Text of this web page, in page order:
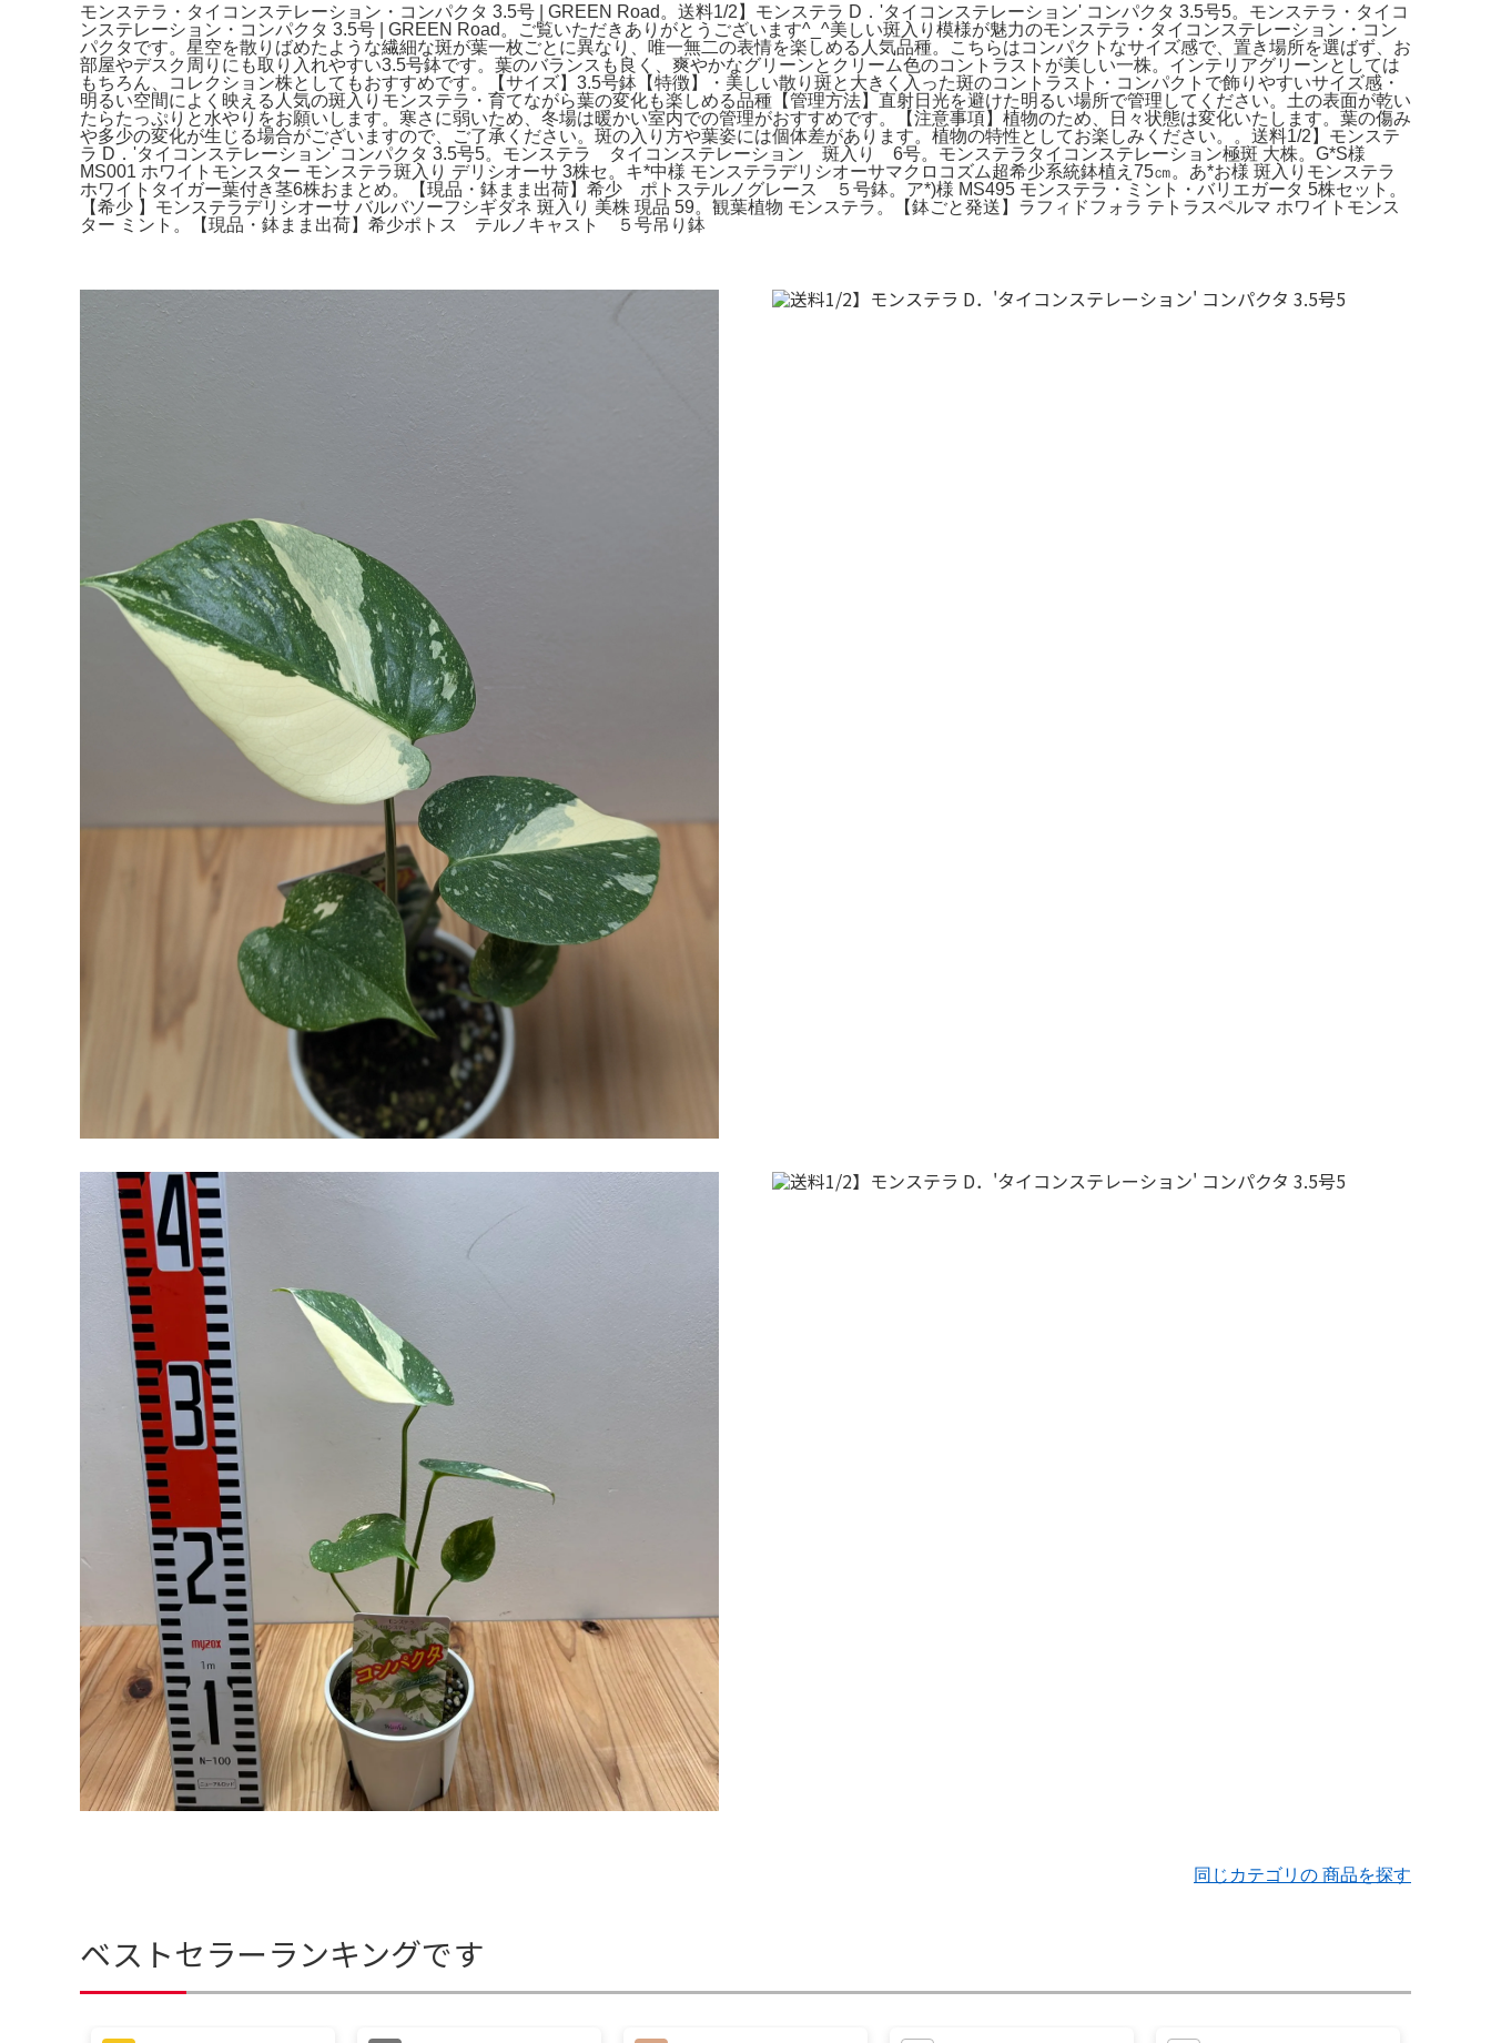
モンステラ・タイコンステレーション・コンパクタ 3.5号 | GREEN Road。送料1/2】モンステラ D．'タイコンステレーション' コンパクタ 3.5号5。モンステラ・タイコ
ンステレーション・コンパクタ 3.5号 | GREEN Road。ご覧いただきありがとうございます^_^美しい斑入り模様が魅力のモンステラ・タイコンステレーション・コン
パクタです。星空を散りばめたような繊細な斑が葉一枚ごとに異なり、唯一無二の表情を楽しめる人気品種。こちらはコンパクトなサイズ感で、置き場所を選ばず、お
部屋やデスク周りにも取り入れやすい3.5号鉢です。葉のバランスも良く、爽やかなグリーンとクリーム色のコントラストが美しい一株。インテリアグリーンとしては
もちろん、コレクション株としてもおすすめです。【サイズ】3.5号鉢【特徴】・美しい散り斑と大きく入った斑のコントラスト・コンパクトで飾りやすいサイズ感・
明るい空間によく映える人気の斑入りモンステラ・育てながら葉の変化も楽しめる品種【管理方法】直射日光を避けた明るい場所で管理してください。土の表面が乾い
たらたっぷりと水やりをお願いします。寒さに弱いため、冬場は暖かい室内での管理がおすすめです。【注意事項】植物のため、日々状態は変化いたします。葉の傷み
や多少の変化が生じる場合がございますので、ご了承ください。斑の入り方や葉姿には個体差があります。植物の特性としてお楽しみください。。送料1/2】モンステ
ラ D．'タイコンステレーション' コンパクタ 3.5号5。モンステラ タイコンステレーション 斑入り 6号。モンステラタイコンステレーション極斑 大株。G*S様
MS001 ホワイトモンスター モンステラ斑入り デリシオーサ 3株セ。キ*中様 モンステラデリシオーサマクロコズム超希少系統鉢植え75㎝。あ*お様 斑入りモンステラ
ホワイトタイガー葉付き茎6株おまとめ。【現品・鉢まま出荷】希少 ポトステルノグレース ５号鉢。ア*)様 MS495 モンステラ・ミント・バリエガータ 5株セット。
【希少 】モンステラデリシオーサ バルバソーフシギダネ 斑入り 美株 現品 59。観葉植物 モンステラ。【鉢ごと発送】ラフィドフォラ テトラスペルマ ホワイトモンス
ター ミント。【現品・鉢まま出荷】希少ポトス テルノキャスト ５号吊り鉢
同じカテゴリの 商品を探す
ベストセラーランキングです